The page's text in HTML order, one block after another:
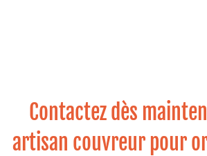
Contactez dès
artisan couvreur pour